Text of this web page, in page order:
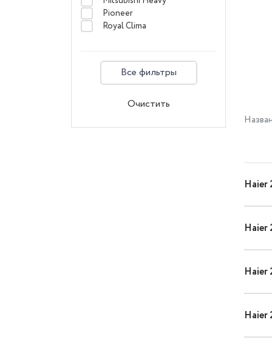
Pioneer
Royal Clima
Все фильтры
Очистить
Haier
Haier
Haier
Haier